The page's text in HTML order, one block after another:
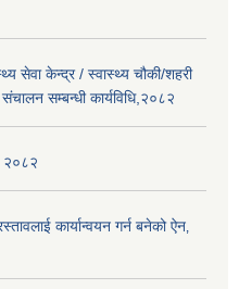
सेवा केन्द्र / स्वास्थ्य चौकी/शहरी
सम्बन्धी कार्यविधि,२०८२
२०८२
कार्यान्वयन गर्न बनेको ऐन‚